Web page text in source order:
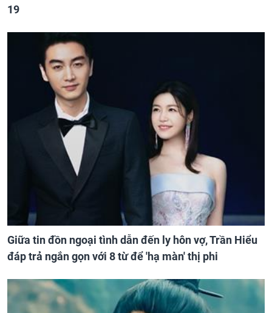
19
Giữa tin đồn ngoại tình dẫn đến ly hôn vợ, Trần Hiểu
đáp trả ngắn gọn với 8 từ để 'hạ màn' thị phi